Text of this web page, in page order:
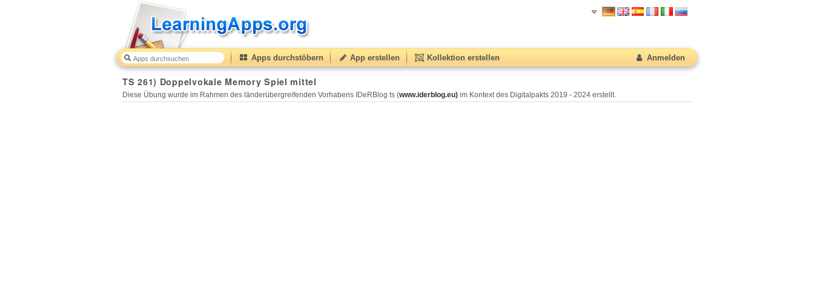
Apps durchstöbern App erstellen Kollektion erstellen Anmelden
TS 261) Doppelvokale Memory Spiel mittel
Diese Übung wurde im Rahmen des länderübergreifenden Vorhabens IDeRBlog ts (www.iderblog.eu) im Kontext des Digitalpakts 2019 - 2024 erstellt.